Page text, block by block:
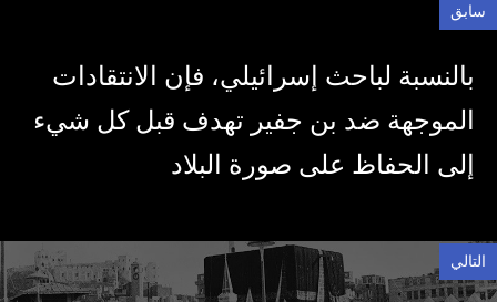
سابق
بالنسبة لباحث إسرائيلي، فإن الانتقادات
الموجهة ضد بن جفير تهدف قبل كل شيء
إلى الحفاظ على صورة البلاد
التالي